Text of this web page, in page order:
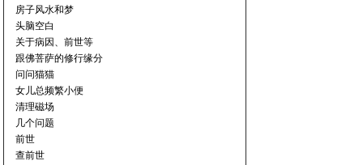
房子风水和梦
头脑空白
关于病因、前世等
跟佛菩萨的修行缘分
问问猫猫
女儿总频繁小便
清理磁场
几个问题
前世
查前世